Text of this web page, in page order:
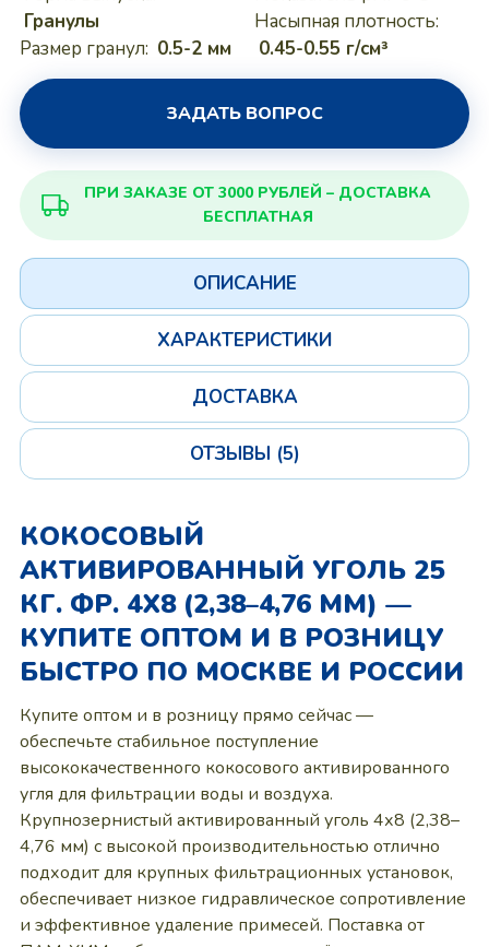
Гранулы
Размер гранул: 0.5-2 мм
Насыпная плотность:
0.45-0.55 г/см³
ЗАДАТЬ ВОПРОС
ПРИ ЗАКАЗЕ ОТ 3000 РУБЛЕЙ – ДОСТАВКА
БЕСПЛАТНАЯ
ОПИСАНИЕ
ХАРАКТЕРИСТИКИ
ДОСТАВКА
ОТЗЫВЫ (5)
КОКОСОВЫЙ
АКТИВИРОВАННЫЙ УГОЛЬ 25
КГ. ФР. 4Х8 (2,38–4,76 ММ) —
КУПИТЕ ОПТОМ И В РОЗНИЦУ
БЫСТРО ПО МОСКВЕ И РОССИИ
Купите оптом и в розницу прямо сейчас —
обеспечьте стабильное поступление
высококачественного кокосового активированного
угля для фильтрации воды и воздуха.
Крупнозернистый активированный уголь 4х8 (2,38–
4,76 мм) с высокой производительностью отлично
подходит для крупных фильтрационных установок,
обеспечивает низкое гидравлическое сопротивление
и эффективное удаление примесей. Поставка от